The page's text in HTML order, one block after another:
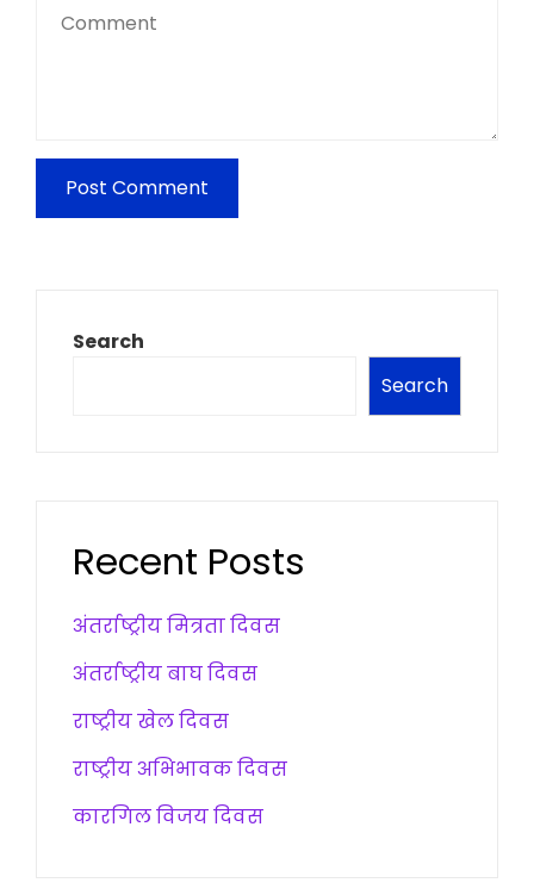
Search
Search
Recent Posts
अंतर्राष्ट्रीय मित्रता दिवस
अंतर्राष्ट्रीय बाघ दिवस
राष्ट्रीय खेल दिवस
राष्ट्रीय अभिभावक दिवस
कारगिल विजय दिवस